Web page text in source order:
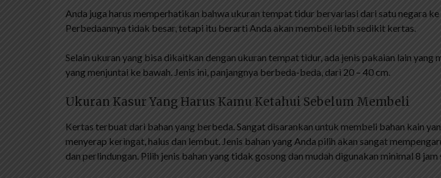
Anda juga harus memperhatikan bahwa ukuran tempat tidur bervariasi dari satu negara ke
Perbedaannya tidak besar, tetapi itu berarti Anda akan membeli lebih sedikit kertas.
Selain ukuran yang bisa dikaitkan dengan ukuran tempat tidur, ada jenis pakaian lain yang
yang menjuntai ke bawah. Jenis ini, panjangnya berbeda-beda, dari 20 – 40 cm.
Ukuran Kasur Yang Harus Kamu Ketahui Sebelum Membeli
Kertas terbuat dari bahan yang berbeda. Sangat disarankan untuk membeli bahan kain
menyerap keringat, halus dan lembut. Jenis bahan yang Anda pilih akan sangat
dan perlindungan. Pilih jenis bahan yang tidak gosong dan mudah digunakan minimal 8 jam